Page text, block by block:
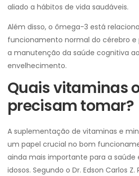
aliado a hábitos de vida saudáveis.
Além disso, o ômega-3 está
funcionamento normal do cérebro e
a manutenção da saúde cognitiva
envelhecimento.
Quais vitaminas
precisam tomar?
A suplementação de vitaminas e
um papel crucial no bom
ainda mais importante para a saúde
idosos. Segundo o Dr. Edson Carlos